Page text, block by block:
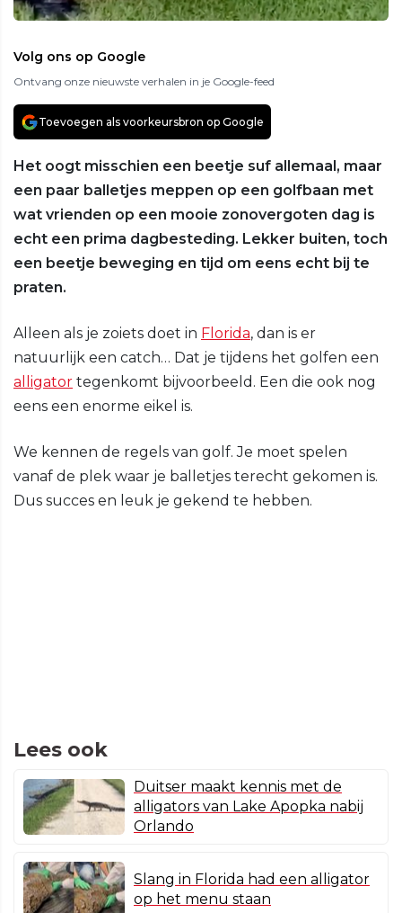
Volg ons op Google
Ontvang onze nieuwste verhalen in je Google-feed
Toevoegen als voorkeursbron op Google
Het oogt misschien een beetje suf allemaal, maar
een paar balletjes meppen op een golfbaan met
wat vrienden op een mooie zonovergoten dag is
echt een prima dagbesteding. Lekker buiten, toch
een beetje beweging en tijd om eens echt bij te
praten.
Alleen als je zoiets doet in Florida, dan is er
natuurlijk een catch… Dat je tijdens het golfen een
alligator tegenkomt bijvoorbeeld. Een die ook nog
eens een enorme eikel is.
We kennen de regels van golf. Je moet spelen
vanaf de plek waar je balletjes terecht gekomen is.
Dus succes en leuk je gekend te hebben.
Lees ook
Duitser maakt kennis met de
alligators van Lake Apopka nabij
Orlando
Slang in Florida had een alligator
op het menu staan